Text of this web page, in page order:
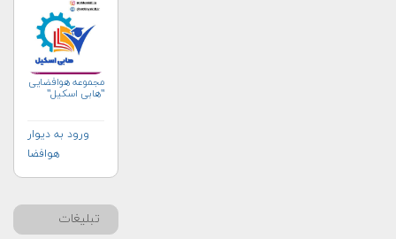
مجموعه هوافضایی
"هابی اسکیل"
ورود به دیوار
هوافضا
تبلیغات